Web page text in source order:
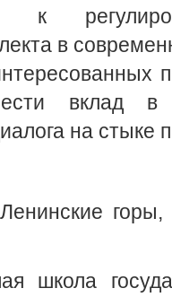
к
в
вклад в
на стыке
школа